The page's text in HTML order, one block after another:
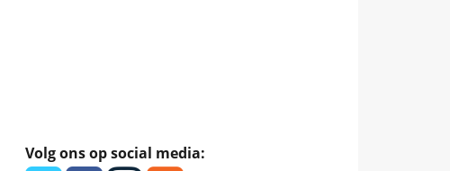
Volg ons op social media: